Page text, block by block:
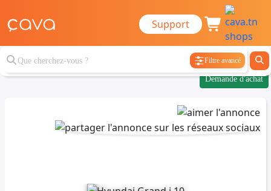
Support
Filtre avancé
Demande d'achat